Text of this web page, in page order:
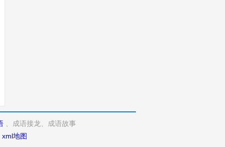
、成语接龙、成语故事
xml地图